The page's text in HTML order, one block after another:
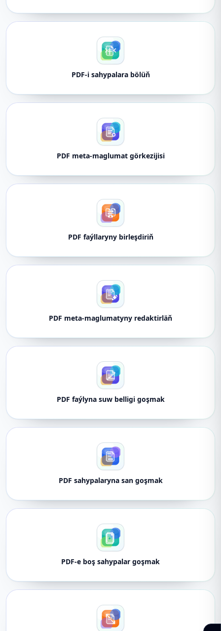
PDF-i sahypalara bölüň
PDF meta-maglumat görkezijisi
PDF faýllaryny birleşdiriň
PDF meta-maglumatyny redaktirläň
PDF faýlyna suw belligi goşmak
PDF sahypalaryna san goşmak
PDF-e boş sahypalar goşmak